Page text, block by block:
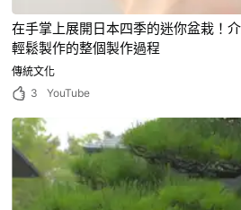
在手掌上展開日本四季的迷你盆栽！
輕鬆製作的整個製作過程
傳統文化
3
YouTube